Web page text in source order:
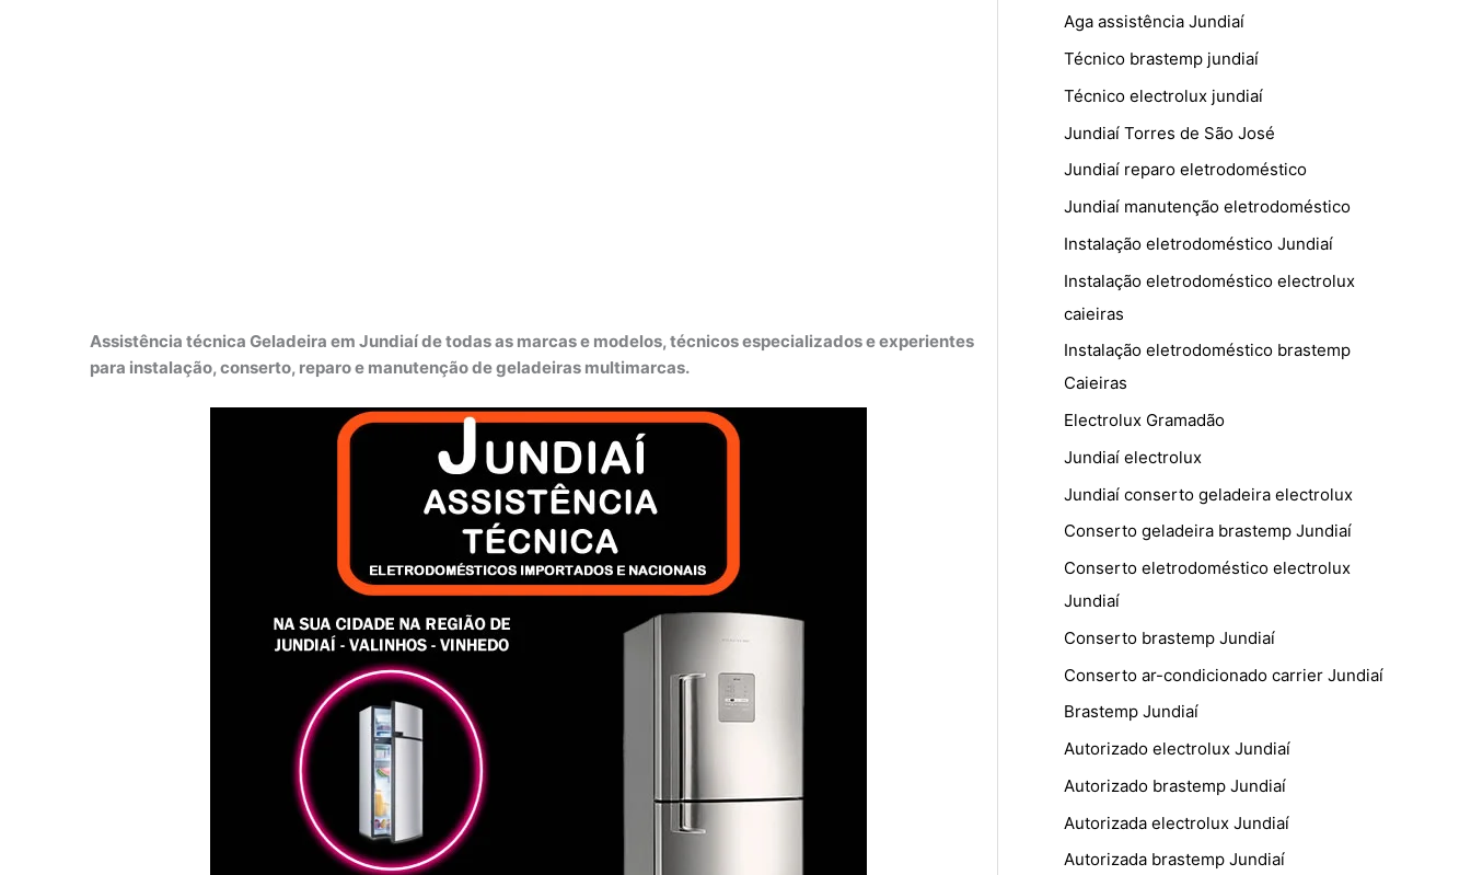
Assistência técnica Geladeira em Jundiaí de todas as marcas e modelos, técnicos especializados e experientes
para instalação, conserto, reparo e manutenção de geladeiras multimarcas.
Aga assistência Jundiaí
Técnico brastemp jundiaí
Técnico electrolux jundiaí
Jundiaí Torres de São José
Jundiaí reparo eletrodoméstico
Jundiaí manutenção eletrodoméstico
Instalação eletrodoméstico Jundiaí
Instalação eletrodoméstico electrolux
caieiras
Instalação eletrodoméstico brastemp
Caieiras
Electrolux Gramadão
Jundiaí electrolux
Jundiaí conserto geladeira electrolux
Conserto geladeira brastemp Jundiaí
Conserto eletrodoméstico electrolux
Jundiaí
Conserto brastemp Jundiaí
Conserto ar-condicionado carrier Jundiaí
Brastemp Jundiaí
Autorizado electrolux Jundiaí
Autorizado brastemp Jundiaí
Autorizada electrolux Jundiaí
Autorizada brastemp Jundiaí